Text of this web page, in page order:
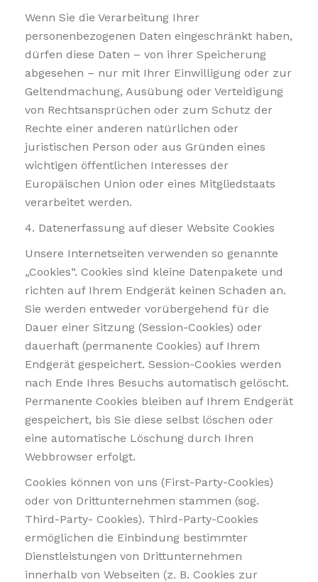
Wenn Sie die Verarbeitung Ihrer
personenbezogenen Daten eingeschränkt haben,
dürfen diese Daten – von ihrer Speicherung
abgesehen – nur mit Ihrer Einwilligung oder zur
Geltendmachung, Ausübung oder Verteidigung
von Rechtsansprüchen oder zum Schutz der
Rechte einer anderen natürlichen oder
juristischen Person oder aus Gründen eines
wichtigen öffentlichen Interesses der
Europäischen Union oder eines Mitgliedstaats
verarbeitet werden.
4. Datenerfassung auf dieser Website Cookies
Unsere Internetseiten verwenden so genannte
„Cookies“. Cookies sind kleine Datenpakete und
richten auf Ihrem Endgerät keinen Schaden an.
Sie werden entweder vorübergehend für die
Dauer einer Sitzung (Session-Cookies) oder
dauerhaft (permanente Cookies) auf Ihrem
Endgerät gespeichert. Session-Cookies werden
nach Ende Ihres Besuchs automatisch gelöscht.
Permanente Cookies bleiben auf Ihrem Endgerät
gespeichert, bis Sie diese selbst löschen oder
eine automatische Löschung durch Ihren
Webbrowser erfolgt.
Cookies können von uns (First-Party-Cookies)
oder von Drittunternehmen stammen (sog.
Third-Party- Cookies). Third-Party-Cookies
ermöglichen die Einbindung bestimmter
Dienstleistungen von Drittunternehmen
innerhalb von Webseiten (z. B. Cookies zur